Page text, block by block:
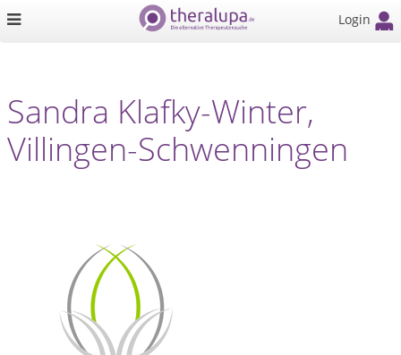
Login
Sandra Klafky-Winter,
Villingen-Schwenningen